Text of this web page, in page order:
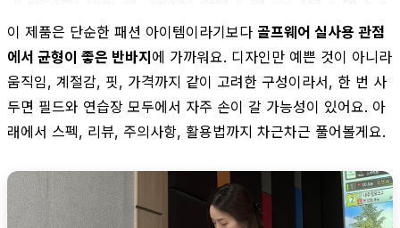
이 제품은 단순한 패션 아이템이라기보다 골프웨어 실사용 관점
에서 균형이 좋은 반바지에 가까워요. 디자인만 예쁜 것이 아니라
움직임, 계절감, 핏, 가격까지 같이 고려한 구성이라서, 한 번 사
두면 필드와 연습장 모두에서 자주 손이 갈 가능성이 있어요. 아
래에서 스펙, 리뷰, 주의사항, 활용법까지 차근차근 풀어볼게요.